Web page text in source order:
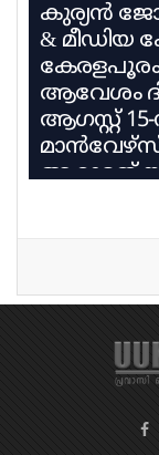
കുര്യൻ
& മീഡിയ
കേരളപൂരം
ആവേശം
ആഗസ്റ്റ്
ആറാമത്
വിവിധ